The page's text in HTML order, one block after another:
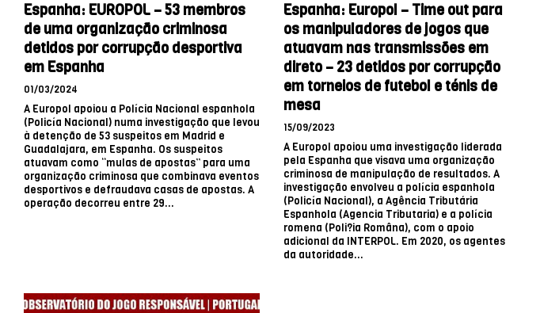
Espanha: EUROPOL – 53 membros
de uma organização criminosa
detidos por corrupção desportiva
em Espanha
01/03/2024
A Europol apoiou a Polícia Nacional espanhola
(Policía Nacional) numa investigação que levou
à detenção de 53 suspeitos em Madrid e
Guadalajara, em Espanha. Os suspeitos
atuavam como “mulas de apostas” para uma
organização criminosa que combinava eventos
desportivos e defraudava casas de apostas. A
operação decorreu entre 29...
Espanha: Europol – Time out para
os manipuladores de jogos que
atuavam nas transmissões em
direto – 23 detidos por corrupção
em torneios de futebol e ténis de
mesa
15/09/2023
A Europol apoiou uma investigação liderada
pela Espanha que visava uma organização
criminosa de manipulação de resultados. A
investigação envolveu a polícia espanhola
(Policía Nacional), a Agência Tributária
Espanhola (Agencia Tributaria) e a polícia
romena (Poli?ia Româna), com o apoio
adicional da INTERPOL. Em 2020, os agentes
da autoridade...